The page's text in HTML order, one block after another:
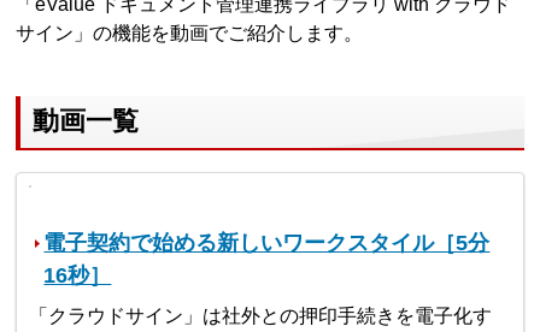
「eValue ドキュメント管理連携ライブラリ with クラウド
サイン」の機能を動画でご紹介します。
動画一覧
電子契約で始める新しいワークスタイル［5分
16秒］
「クラウドサイン」は社外との押印手続きを電子化す